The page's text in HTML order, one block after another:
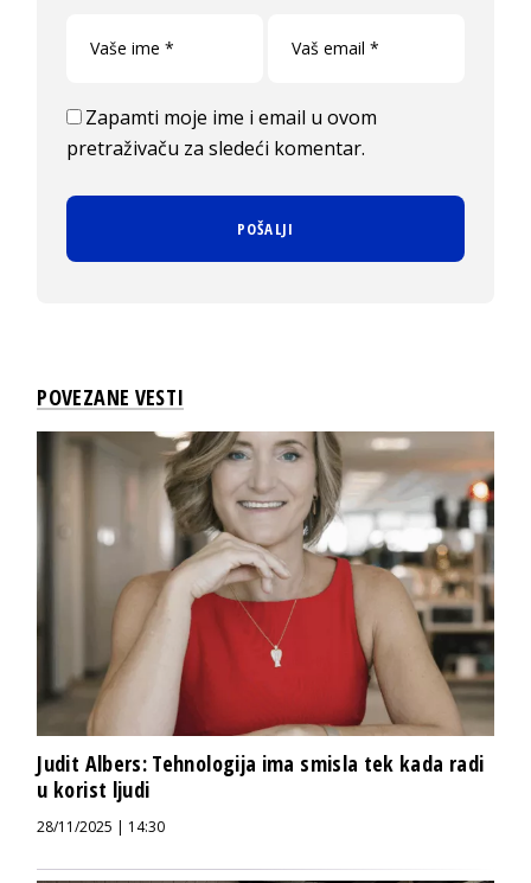
Zapamti moje ime i email u ovom
pretraživaču za sledeći komentar.
POVEZANE VESTI
Judit Albers: Tehnologija ima smisla tek kada radi
u korist ljudi
28/11/2025 | 14:30